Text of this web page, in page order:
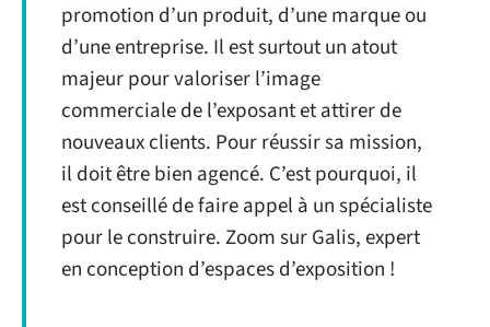
promotion d’un produit, d’une marque ou
d’une entreprise. Il est surtout un atout
majeur pour valoriser l’image
commerciale de l’exposant et attirer de
nouveaux clients. Pour réussir sa mission,
il doit être bien agencé. C’est pourquoi, il
est conseillé de faire appel à un spécialiste
pour le construire. Zoom sur Galis, expert
en conception d’espaces d’exposition !